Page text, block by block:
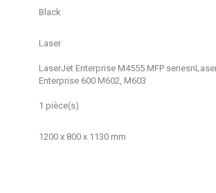
Black
Laser
LaserJet Enterprise M4555 MFP
Enterprise 600 M602, M603
1 pièce(s)
1200 x 800 x 1130 mm